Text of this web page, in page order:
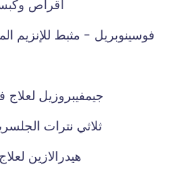
أقراص
فوسينوبريل - مثبط للإنزيم
جيمفيبروزيل
ثلاثي نترات
هيدرالازين